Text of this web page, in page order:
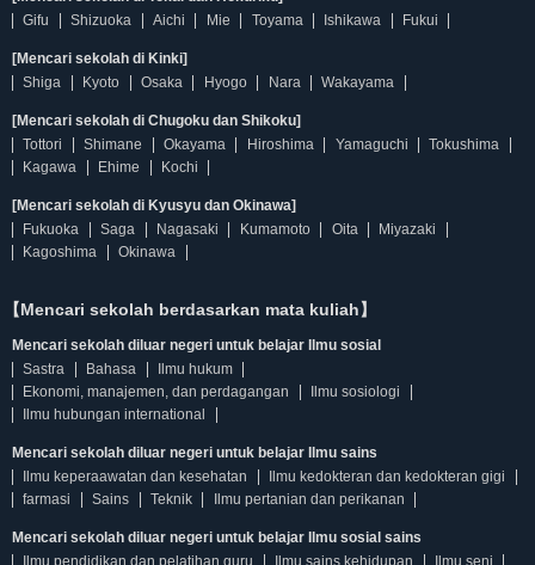
Gifu
Shizuoka Aichi Mie Toyama Ishikawa Fukui
[Mencari sekolah di Kinki]
Shiga
Kyoto Osaka Hyogo Nara Wakayama
[Mencari sekolah di Chugoku dan Shikoku]
Tottori
Shimane Okayama Hiroshima Yamaguchi
Tokushima
Kagawa
Ehime Kochi
[Mencari sekolah di Kyusyu dan Okinawa]
Fukuoka
Saga Nagasaki Kumamoto Oita
Miyazaki
Kagoshima
Okinawa
【Mencari sekolah berdasarkan mata kuliah】
Mencari sekolah diluar negeri untuk belajar Ilmu sosial
Sastra
Bahasa
Ilmu hukum
Ekonomi, manajemen, dan perdagangan
Ilmu sosiologi
Ilmu hubungan international
Mencari sekolah diluar negeri untuk belajar Ilmu sains
Ilmu keperaawatan dan kesehatan
Ilmu kedokteran dan kedokteran gigi
farmasi
Sains Teknik Ilmu pertanian dan perikanan
Mencari sekolah diluar negeri untuk belajar Ilmu sosial sains
Ilmu pendidikan dan pelatihan guru
Ilmu sains kehidupan
Ilmu seni